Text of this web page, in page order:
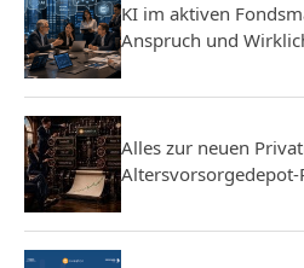
KI im aktiven
Anspruch und
Alles zur neuen
Altersvorsorgedepot-